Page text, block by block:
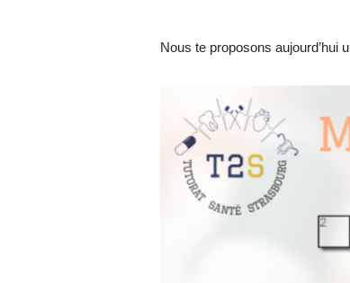
Nous te proposons aujourd’hui